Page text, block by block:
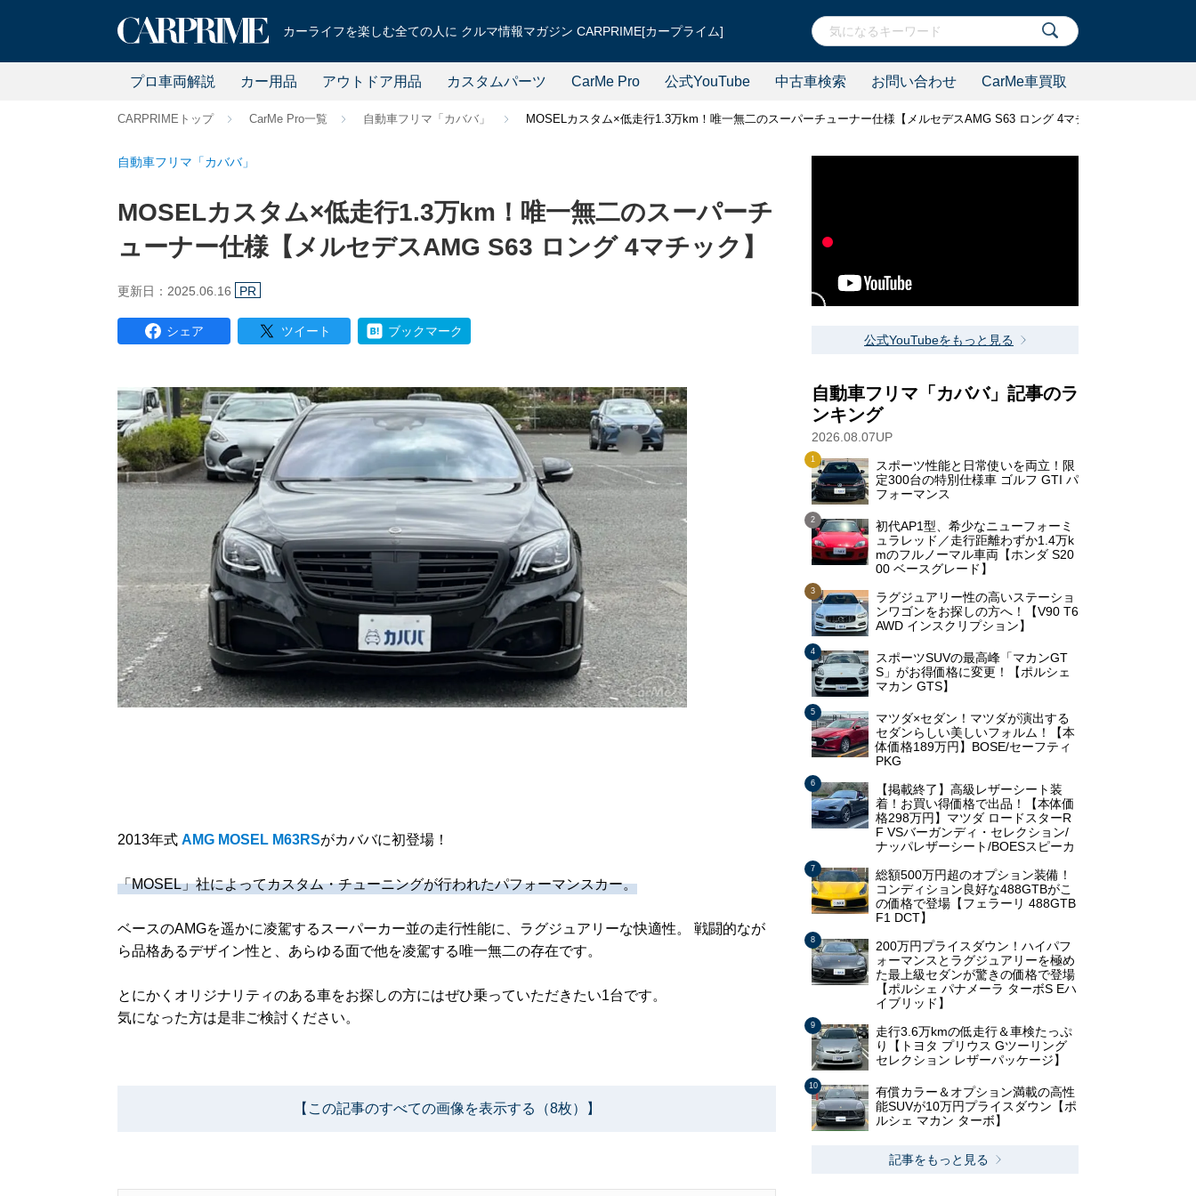
カーライフを楽しむ全ての人に クルマ情報マガジン CARPRIME[カープライム]
プロ車両解説 カー用品 アウトドア用品 カスタムパーツ CarMe Pro 公式YouTube 中古車検索 お問い合わせ CarMe車買取
CARPRIMEトップ CarMe Pro一覧 自動車フリマ「カババ」 MOSELカスタム×低走行1.3万km！唯一無二のスーパーチューナー仕様【メルセデスAMG S63 ロング 4マチック】
自動車フリマ「カババ」
MOSELカスタム×低走行1.3万km！唯一無二のスーパーチ
ューナー仕様【メルセデスAMG S63 ロング 4マチック】
更新日：2025.06.16 PR
シェア ツイート ブックマーク
2013年式 AMG MOSEL M63RSがカババに初登場！
「MOSEL」社によってカスタム・チューニングが行われたパフォーマンスカー。
ベースのAMGを遥かに凌駕するスーパーカー並の走行性能に、ラグジュアリーな快適性。 戦闘的なが
ら品格あるデザイン性と、あらゆる面で他を凌駕する唯一無二の存在です。
とにかくオリジナリティのある車をお探しの方にはぜひ乗っていただきたい1台です。
気になった方は是非ご検討ください。
【この記事のすべての画像を表示する（8枚）】
公式YouTubeをもっと見る
自動車フリマ「カババ」記事のラ
ンキング
2026.08.07UP
スポーツ性能と日常使いを両立！限
定300台の特別仕様車 ゴルフ GTI パ
フォーマンス
初代AP1型、希少なニューフォーミ
ュラレッド／走行距離わずか1.4万k
mのフルノーマル車両【ホンダ S20
00 ベースグレード】
ラグジュアリー性の高いステーショ
ンワゴンをお探しの方へ！【V90 T6
AWD インスクリプション】
スポーツSUVの最高峰「マカンGT
S」がお得価格に変更！【ポルシェ
マカン GTS】
マツダ×セダン！マツダが演出する
セダンらしい美しいフォルム！【本
体価格189万円】BOSE/セーフティ
PKG
【掲載終了】高級レザーシート装
着！お買い得価格で出品！【本体価
格298万円】マツダ ロードスターR
F VSバーガンディ・セレクション/
ナッパレザーシート/BOESスピーカ
総額500万円超のオプション装備！
コンディション良好な488GTBがこ
の価格で登場【フェラーリ 488GTB
F1 DCT】
200万円プライスダウン！ハイパフ
ォーマンスとラグジュアリーを極め
た最上級セダンが驚きの価格で登場
【ポルシェ パナメーラ ターボS Eハ
イブリッド】
走行3.6万kmの低走行＆車検たっぷ
り【トヨタ プリウス Gツーリング
セレクション レザーパッケージ】
有償カラー＆オプション満載の高性
能SUVが10万円プライスダウン【ポ
ルシェ マカン ターボ】
記事をもっと見る